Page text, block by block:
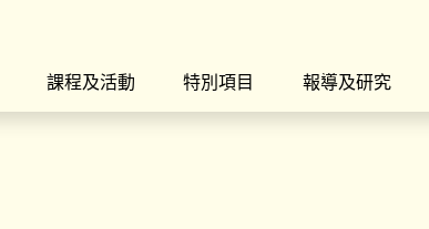
課程及活動 特別項目 報導及研究